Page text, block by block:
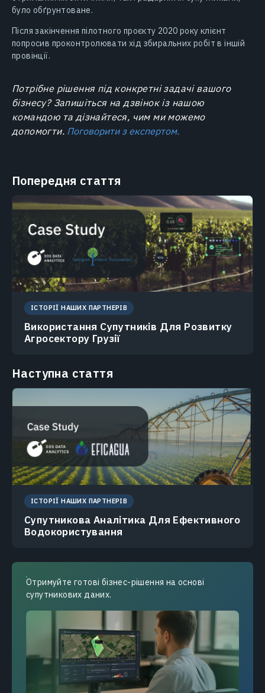
було обґрунтоване.
Після закінчення пілотного проєкту 2020 року клієнт
попросив проконтролювати хід збиральних робіт в іншій
провінції.
Потрібне рішення під конкретні задачі вашого
бізнесу? Запишіться на дзвінок із нашою
командою та дізнайтеся, чим ми можемо
допомогти. Поговорити з експертом.
Попередня стаття
ІСТОРІЇ НАШИХ ПАРТНЕРІВ
Використання Супутників Для Розвитку
Агроcектору Грузії
Наступна стаття
ІСТОРІЇ НАШИХ ПАРТНЕРІВ
Супутникова Аналітика Для Ефективного
Водокористування
Отримуйте готові бізнес-рішення на основі
супутникових даних.